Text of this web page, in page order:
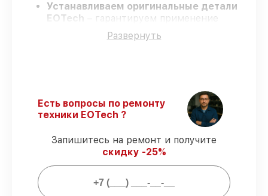
Устанавливаем оригинальные детали
EOTech
– гарантируем применение
только подлинных комплектующих.
Сертифицированные мастера
– ремонт
оптического прицела EOTech 8-32x50
SFP строго по договоренности.
– все
ремонтные услуги и комплектующие
защищены официальной гарантией
Развернуть
Есть вопросы по ремонту
техники EOTech ?
Запишитесь на ремонт и получите
скидку -25%